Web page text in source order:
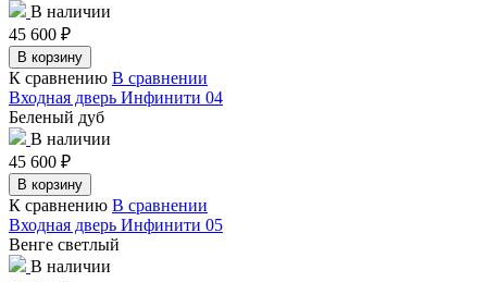
В наличии
45 600 ₽
В корзину
К сравнению В сравнении
Входная дверь Инфинити 04
Беленый дуб
В наличии
45 600 ₽
В корзину
К сравнению В сравнении
Входная дверь Инфинити 05
Венге светлый
В наличии